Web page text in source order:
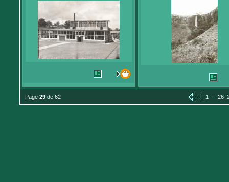
Page 29 de 62 1 ... 26